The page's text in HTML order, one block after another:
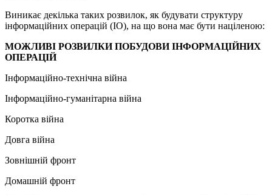
Виникає декілька таких розвилок, як будувати структуру
інформаційних операцій (ІО), на що вона має бути націленою:
МОЖЛИВІ РОЗВИЛКИ ПОБУДОВИ ІНФОРМАЦІЙНИХ
ОПЕРАЦІЙ
Інформаційно-технічна війна
Інформаційно-гуманітарна війна
Коротка війна
Довга війна
Зовнішній фронт
Домашній фронт